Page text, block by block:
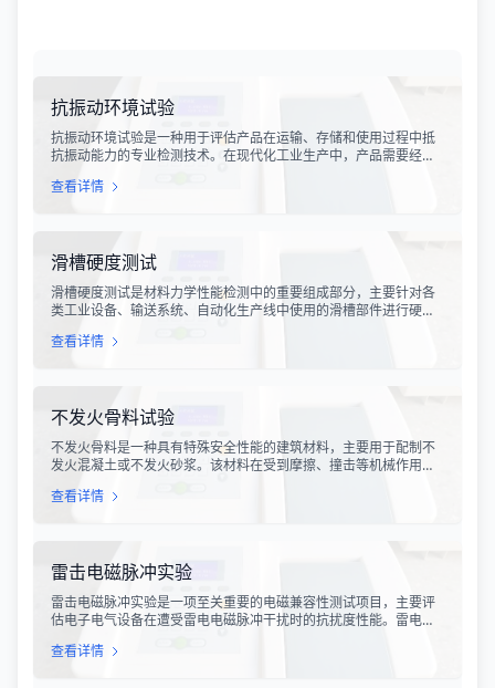
抗振动环境试验
抗振动环境试验是一种用于评估产品在运输、存储和使用过程中抵
抗振动能力的专业检测技术。在现代化工业生产中，产品需要经历
会受到不同程度的振动冲击。这种振动可能导致产品结构松动、零
查看详情
滑槽硬度测试
滑槽硬度测试是材料力学性能检测中的重要组成部分，主要针对各
类工业设备、输送系统、自动化生产线中使用的滑槽部件进行硬度
响设备的使用寿命、运行稳定性和安全性。通过科学的硬度测试，
查看详情
不发火骨料试验
不发火骨料是一种具有特殊安全性能的建筑材料，主要用于配制不
发火混凝土或不发火砂浆。该材料在受到摩擦、撞击等机械作用
炸事故的风险。不发火骨料试验是评定该类材料安全性能的关键检
查看详情
雷击电磁脉冲实验
雷击电磁脉冲实验是一项至关重要的电磁兼容性测试项目，主要评
估电子电气设备在遭受雷电电磁脉冲干扰时的抗扰度性能。雷电作
具有上升时间快、持续时间短、能量密度高等特点，可能对周围的
查看详情